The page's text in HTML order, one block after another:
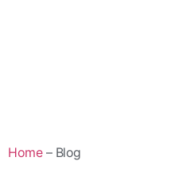
Home– Blog